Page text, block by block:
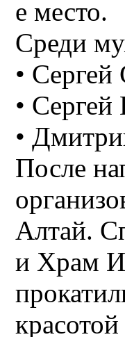
е место.
Среди
•
•
•
После
Алтай.
и Храм